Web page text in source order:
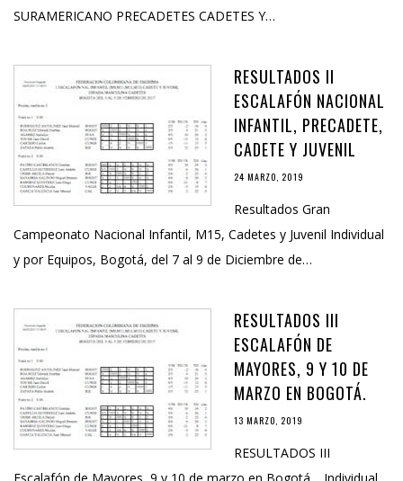
SURAMERICANO PRECADETES CADETES Y…
RESULTADOS II
ESCALAFÓN NACIONAL
INFANTIL, PRECADETE,
CADETE Y JUVENIL
24 MARZO, 2019
Resultados Gran
Campeonato Nacional Infantil, M15, Cadetes y Juvenil Individual
y por Equipos, Bogotá, del 7 al 9 de Diciembre de…
RESULTADOS III
ESCALAFÓN DE
MAYORES, 9 Y 10 DE
MARZO EN BOGOTÁ.
13 MARZO, 2019
RESULTADOS III